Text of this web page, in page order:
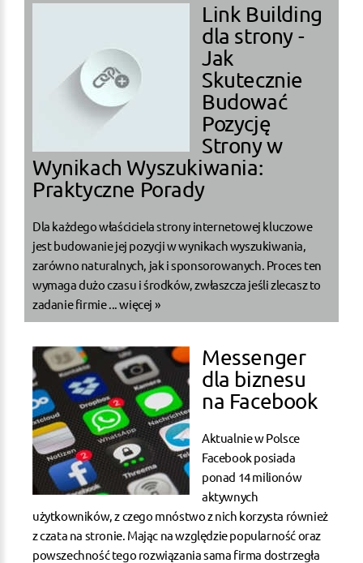
Link Building
dla strony -
Jak
Skutecznie
Budować
Pozycję
Strony w
Wynikach Wyszukiwania:
Praktyczne Porady
Dla każdego właściciela strony internetowej kluczowe
jest budowanie jej pozycji w wynikach wyszukiwania,
zarówno naturalnych, jak i sponsorowanych. Proces ten
wymaga dużo czasu i środków, zwłaszcza jeśli zlecasz to
zadanie firmie ...więcej »
Messenger
dla biznesu
na Facebook
Aktualnie w Polsce
Facebook posiada
ponad 14 milionów
aktywnych
użytkowników, z czego mnóstwo z nich korzysta również
z czata na stronie. Mając na względzie popularność oraz
powszechność tego rozwiązania sama firma dostrzegła